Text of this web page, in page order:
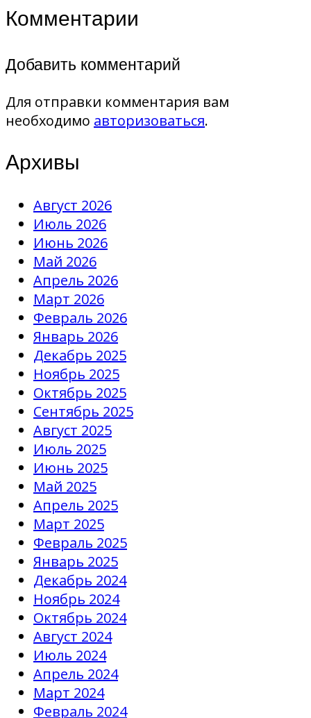
Комментарии
Добавить комментарий
Для отправки комментария вам
необходимо авторизоваться.
Архивы
Август 2026
Июль 2026
Июнь 2026
Май 2026
Апрель 2026
Март 2026
Февраль 2026
Январь 2026
Декабрь 2025
Ноябрь 2025
Октябрь 2025
Сентябрь 2025
Август 2025
Июль 2025
Июнь 2025
Май 2025
Апрель 2025
Март 2025
Февраль 2025
Январь 2025
Декабрь 2024
Ноябрь 2024
Октябрь 2024
Август 2024
Июль 2024
Апрель 2024
Март 2024
Февраль 2024